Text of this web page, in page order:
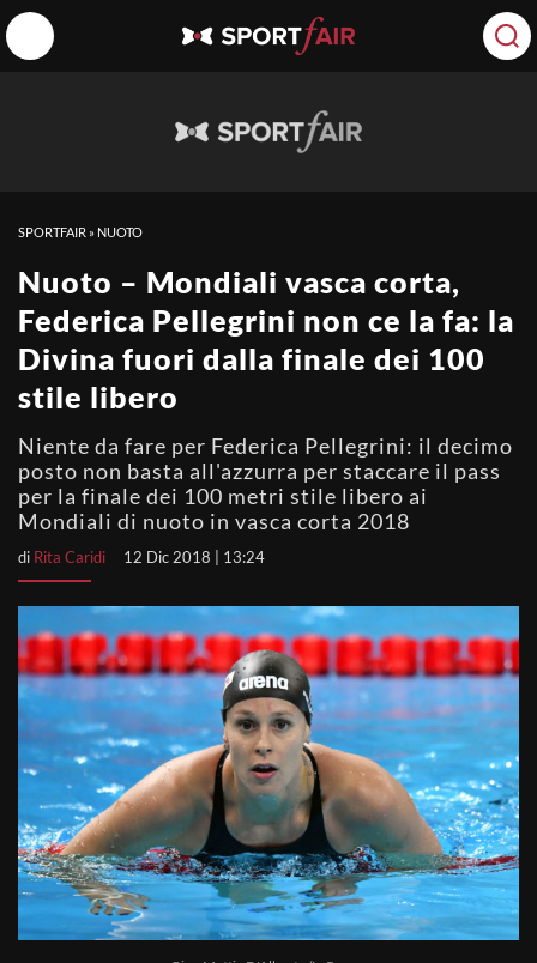
SPORTFAIR » NUOTO
Nuoto – Mondiali vasca corta,
Federica Pellegrini non ce la fa: la
Divina fuori dalla finale dei 100
stile libero
Niente da fare per Federica Pellegrini: il decimo
posto non basta all'azzurra per staccare il pass
per la finale dei 100 metri stile libero ai
Mondiali di nuoto in vasca corta 2018
di Rita Caridi 12 Dic 2018 | 13:24